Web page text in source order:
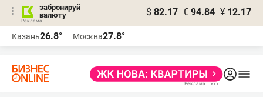
забронируй
валюту
$ 82.17 € 94.84 ¥ 12.17
Казань26.8° Москва27.8°